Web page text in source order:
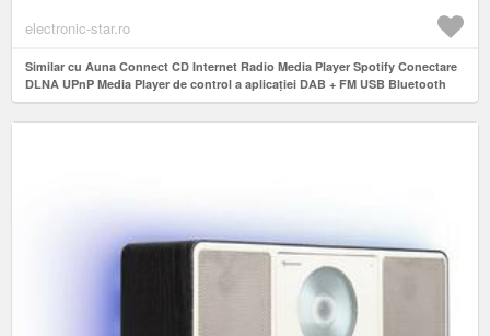
electronic-star.ro
Similar cu Auna Connect CD Internet Radio Media Player Spotify Conectare
DLNA UPnP Media Player de control a aplicației DAB + FM USB Bluetooth
CD MP3 AUX nuc